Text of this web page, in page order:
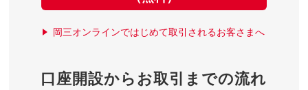
岡三オンラインではじめて取引されるお客さまへ
口座開設からお取引までの流れ